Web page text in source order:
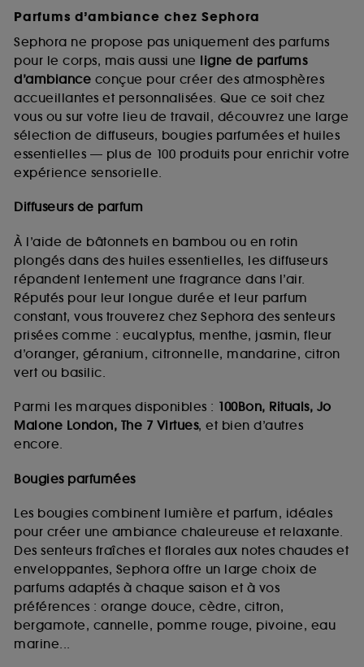
Parfums d’ambiance chez Sephora
Sephora ne propose pas uniquement des parfums
pour le corps, mais aussi une ligne de parfums
d’ambiance conçue pour créer des atmosphères
accueillantes et personnalisées. Que ce soit chez
vous ou sur votre lieu de travail, découvrez une large
sélection de diffuseurs, bougies parfumées et huiles
essentielles — plus de 100 produits pour enrichir votre
expérience sensorielle.
Diffuseurs de parfum
À l’aide de bâtonnets en bambou ou en rotin
plongés dans des huiles essentielles, les diffuseurs
répandent lentement une fragrance dans l’air.
Réputés pour leur longue durée et leur parfum
constant, vous trouverez chez Sephora des senteurs
prisées comme : eucalyptus, menthe, jasmin, fleur
d’oranger, géranium, citronnelle, mandarine, citron
vert ou basilic.
Parmi les marques disponibles : 100Bon, Rituals, Jo
Malone London, The 7 Virtues, et bien d’autres
encore.
Bougies parfumées
Les bougies combinent lumière et parfum, idéales
pour créer une ambiance chaleureuse et relaxante.
Des senteurs fraîches et florales aux notes chaudes et
enveloppantes, Sephora offre un large choix de
parfums adaptés à chaque saison et à vos
préférences : orange douce, cèdre, citron,
bergamote, cannelle, pomme rouge, pivoine, eau
marine...